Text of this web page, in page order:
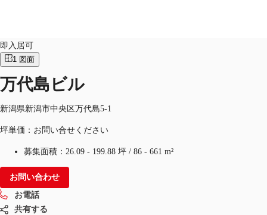
オフィス・事務所
倉庫・物流センター
地図検索
記事
仲介会社様はこちらへ
お気に入り
JP
お電話 お問合せ
即入居可
1 図面
万代島ビル
新潟県新潟市中央区万代島5-1
坪単価：お問い合せください
募集面積： 26.09 - 199.88 坪 / 86 - 661 m²
お問い合わせ
お電話
共有する